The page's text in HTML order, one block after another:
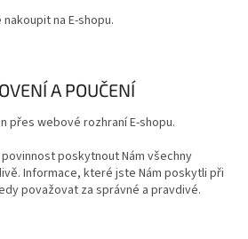
na E-shopu.
A POUČENÍ
přes webové rozhraní E-shopu.
povinnost poskytnout Nám všechny
Informace, které jste Nám poskytli při
považovat za správné a pravdivé.